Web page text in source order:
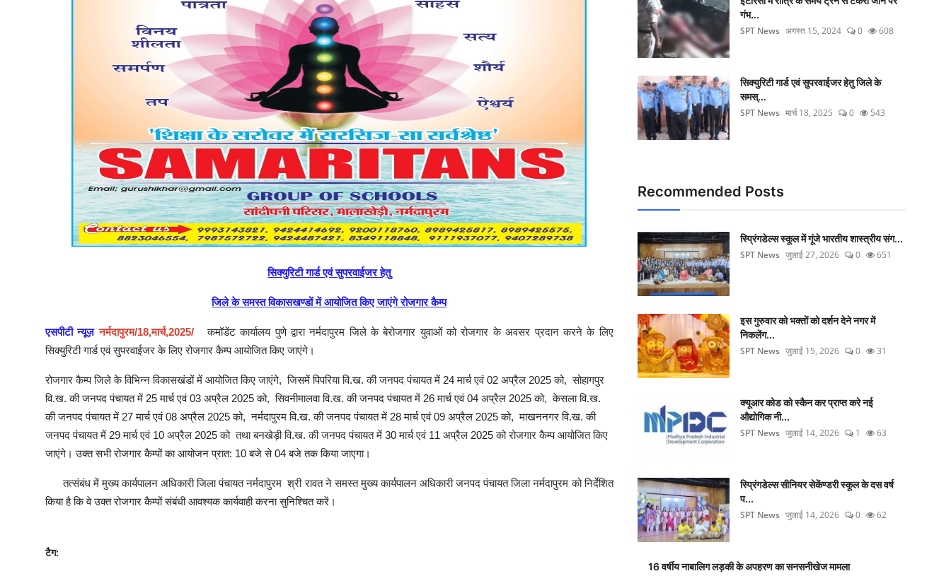
सिक्‍युरिटी गार्ड एवं सुपरवाईजर हेतु
जिले के समस्‍त विकासखण्‍डों में आयोजित किए जाएंगे रोजगार कैम्‍प
एसपीटी न्यूज़नर्मदापुरम/18,मार्च,2025/
कमॉडेंट कार्यालय पुणे द्वारा नर्मदापुरम जिले के बेरोजगार युवाओं को रोजगार के अवसर प्रदान करने के लिए
सिक्‍युरिटी गार्ड एवं सुपरवाईजर के‍ लिए रोजगार कैम्प आयोजित किए जाएंगे।
रोजगार कैम्प जिले के विभिन्न विकासखंडों में आयोजित किए जाएंगे,जिसमें पिपरिया वि.ख. की जनपद पंचायत में 24 मार्च एवं 02 अप्रैल 2025 को, सोहागपुर
वि.ख. की जनपद पंचायत में 25 मार्च एवं 03 अप्रैल 2025 को,सिवनीमालवा वि.ख. की जनपद पंचायत में 26 मार्च एवं 04 अप्रैल 2025 को,केसला वि.ख.
की जनपद पंचायत में 27 मार्च एवं 08 अप्रैल 2025 को,नर्मदापुरम वि.ख. की जनपद पंचायत में 28 मार्च एवं 09 अप्रैल 2025 को,माखननगर वि.ख. की
जनपद पंचायत में 29 मार्च एवं 10 अप्रैल 2025 को तथा बनखेड़ी वि.ख. की जनपद पंचायत में 30 मार्च एवं 11 अप्रैल 2025 को रोजगार कैम्‍प आयोजित किए
जाएंगे। उक्‍त सभी रोजगार कैम्‍पों का आयोजन प्रात: 10 बजे से 04 बजे तक किया जाएगा।
तत्‍संबंध में मुख्‍य कार्यपालन अधिकारी जिला पंचायत नर्मदापुरम श्री रावत ने समस्‍त मुख्‍य कार्यपालन अधिकारी जनपद पंचायत जिला नर्मदापुरम को निर्देशित
किया है कि वे उक्‍त रोजगार कैम्‍पों संबंधी आवश्‍यक कार्यवाही करना सुनिश्चित करें।
टैग:
गंभ...
SPT News अगस्त 15, 2024 0 608
सिक्‍युरिटी गार्ड एवं सुपरवाईजर हेतु जिले के
समस्...
SPT News मार्च 18, 2025 0 543
Recommended Posts
स्प्रिंगडेल्स स्कूल में गूंजे भारतीय शास्त्रीय संग...
SPT News जुलाई 27, 2026 0 651
इस गुरुवार को भक्तों को दर्शन देने नगर में
निकलेंग...
SPT News जुलाई 15, 2026 0 31
क्यूआर कोड को स्कैन कर प्राप्त करे नई
औद्योगिक नी...
SPT News जुलाई 14, 2026 1 63
स्प्रिंगडेल्स सीनियर सेकेंण्डरी स्कूल के दस वर्ष
प...
SPT News जुलाई 14, 2026 0 62
16 वर्षीय नाबालिग लड़की के अपहरण का सनसनीखेज मामला